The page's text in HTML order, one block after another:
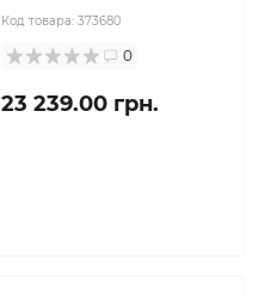
Код товара: 373680
0
23 239.00 грн.